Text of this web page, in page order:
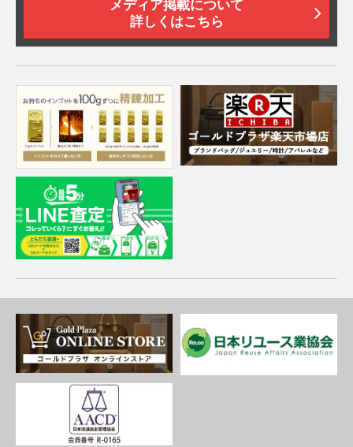
メディア掲載について
詳しくはこちら